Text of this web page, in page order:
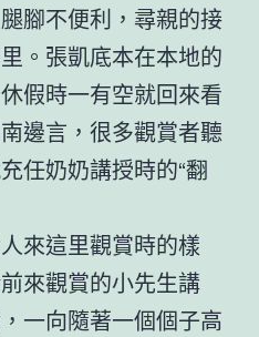
腳不便利，尋親的接
。張凱底本在本地的
假時一有空就回來看
邊言，很多觀賞者聽
任奶奶講授時的“翻
來這里觀賞時的樣
來觀賞的小先生講
一向隨著一個個子高